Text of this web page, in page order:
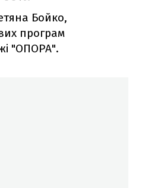
Бойко,
програм
"ОПОРА".